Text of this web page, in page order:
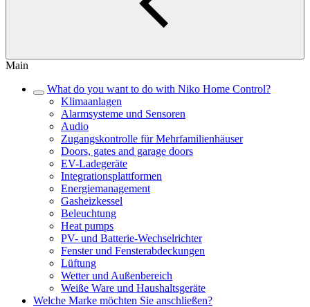
Main
What do you want to do with Niko Home Control?
Klimaanlagen
Alarmsysteme und Sensoren
Audio
Zugangskontrolle für Mehrfamilienhäuser
Doors, gates and garage doors
EV-Ladegeräte
Integrationsplattformen
Energiemanagement
Gasheizkessel
Beleuchtung
Heat pumps
PV- und Batterie-Wechselrichter
Fenster und Fensterabdeckungen
Lüftung
Wetter und Außenbereich
Weiße Ware und Haushaltsgeräte
Welche Marke möchten Sie anschließen?